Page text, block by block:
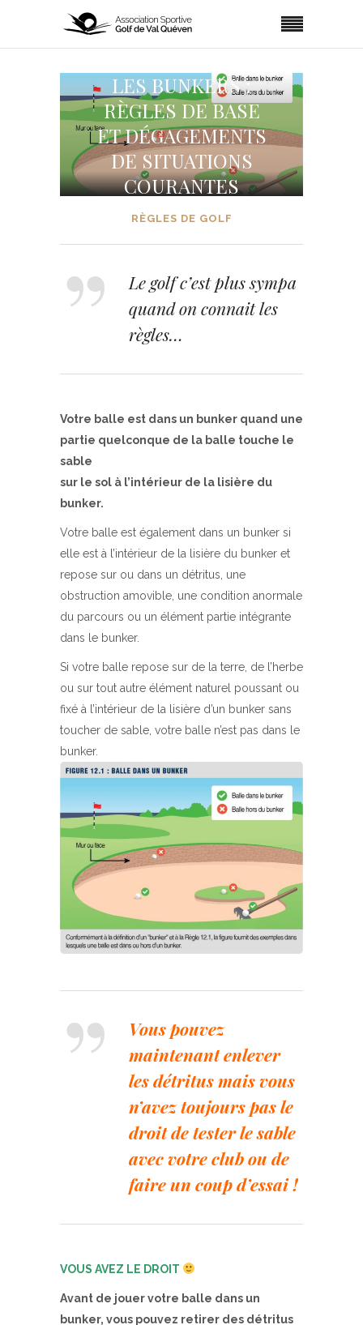
LES BUNKERS :
RÈGLES DE BASE
ET DÉGAGEMENTS
DE SITUATIONS
COURANTES
RÈGLES DE GOLF
Le golf c’est plus sympa
quand on connait les
règles…
Votre balle est dans un bunker quand une
partie quelconque de la balle touche le
sable
sur le sol à l’intérieur de la lisière du
bunker.
Votre balle est également dans un bunker si
elle est à l’intérieur de la lisière du bunker et
repose sur ou dans un détritus, une
obstruction amovible, une condition anormale
du parcours ou un élément partie intégrante
dans le bunker.
Si votre balle repose sur de la terre, de l’herbe
ou sur tout autre élément naturel poussant ou
fixé à l’intérieur de la lisière d’un bunker sans
toucher de sable, votre balle n’est pas dans le
bunker.
Vous pouvez
maintenant enlever
les détritus mais vous
n’avez toujours pas le
droit de tester le sable
avec votre club ou de
faire un coup d’essai !
VOUS AVEZ LE DROIT
Avant de jouer votre balle dans un
bunker, vous pouvez retirer des détritus